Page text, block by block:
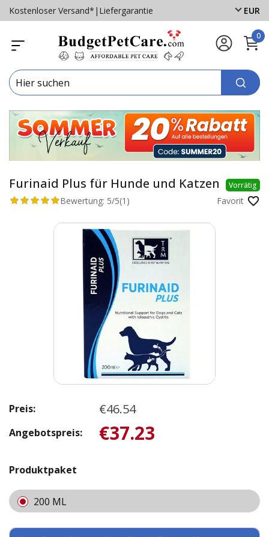
Kostenloser Versand* | Liefergarantie EUR
0
Furinaid Plus für Hunde und Katzen Vorrätig
Bewertung: 5/5(1) Favorit
Preis: €46.54
Angebotspreis: €37.23
Produktpaket
200 ML